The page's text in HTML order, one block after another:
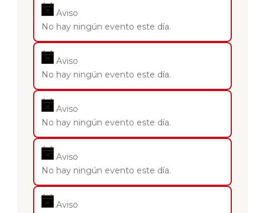
Aviso
No hay ningún evento este día.
Aviso
No hay ningún evento este día.
Aviso
No hay ningún evento este día.
Aviso
No hay ningún evento este día.
Aviso